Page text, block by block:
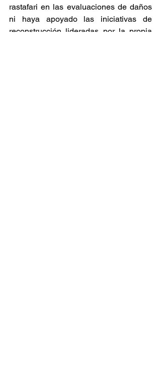
rastafari en las evaluaciones de daños
ni haya apoyado las iniciativas de
reconstrucción lideradas por la propia